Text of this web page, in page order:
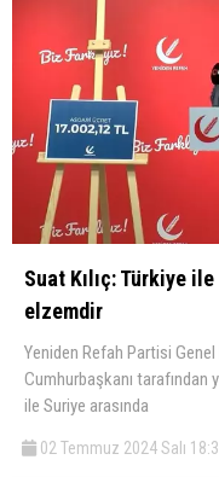
Suat Kılıç: Türkiye
elzemdir
Yeniden Refah Partisi Genel
Cumhurbaşkanı tarafından
ile Suriye arasında
02 Temmuz 2024 Salı